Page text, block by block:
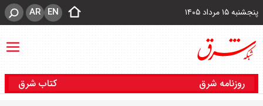
پنجشنبه ۱۵ مرداد ۱۴۰۵ EN
AR
روزنامه شرق کتاب شرق